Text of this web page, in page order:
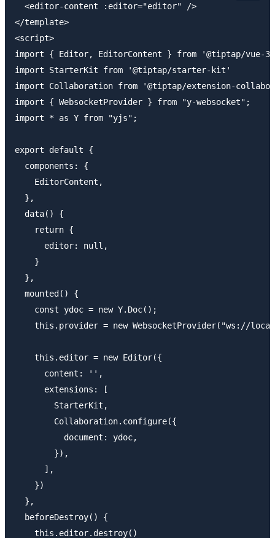
  <editor-content :editor="editor" />
</template>
<script>
import { Editor, EditorContent } from '@tiptap/vue-3'
import StarterKit from '@tiptap/starter-kit'
import Collaboration from '@tiptap/extension-
import { WebsocketProvider } from "y-websocket";
import * as Y from "yjs";
export default {
  components: {
    EditorContent,
  },
  data() {
    return {
      editor: null,
    }
  },
  mounted() {
    const ydoc = new Y.Doc();
this.provider = new WebsocketProvider("ws://
    this.editor = new Editor({
      content: '',
      extensions: [
        StarterKit,
        Collaboration.configure({
          document: ydoc,
        }),
      ],
    })
  },
  beforeDestroy() {
    this.editor.destroy()